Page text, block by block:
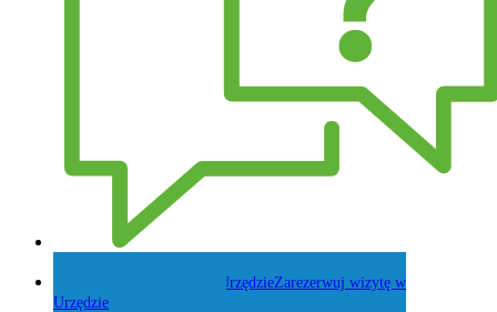
Zarezerwuj wizytę w
Urzędzie